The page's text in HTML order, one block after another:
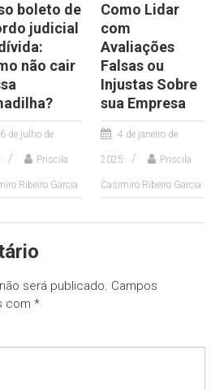
boleto de
judicial
não cair
de julho de
Priscila
Ribeiro Garcia
Como Lidar
com
Avaliações
Falsas ou
Injustas Sobre
sua Empresa
4 de janeiro de
2025 Priscila
Casimiro Ribeiro Garcia
será publicado. Campos
com *